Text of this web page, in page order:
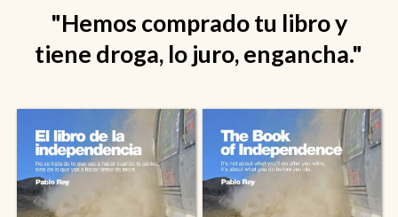
"Hemos comprado tu libro y
tiene droga, lo juro, engancha."